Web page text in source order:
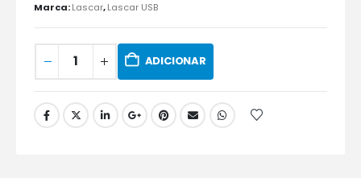
Marca:Lascar,Lascar USB
ADICIONAR